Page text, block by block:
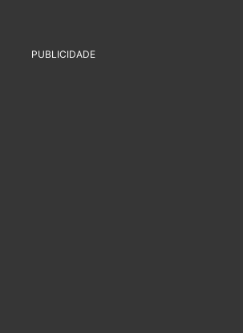
PUBLICIDADE